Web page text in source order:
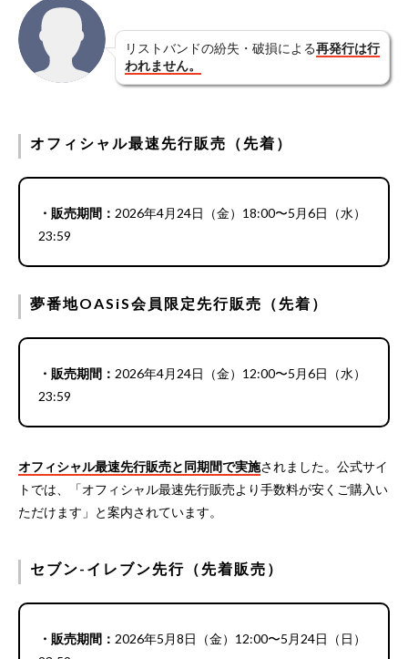
リストバンドの紛失・破損による再発行は行
われません。
オフィシャル最速先行販売（先着）
・販売期間： 2026年4月24日（金）18:00〜5月6日（水）
23:59
夢番地OASiS会員限定先行販売（先着）
・販売期間： 2026年4月24日（金）12:00〜5月6日（水）
23:59
オフィシャル最速先行販売と同期間で実施されました。公式サイ
トでは、「オフィシャル最速先行販売より手数料が安くご購入い
ただけます」と案内されています。
セブン-イレブン先行（先着販売）
・販売期間： 2026年5月8日（金）12:00〜5月24日（日）